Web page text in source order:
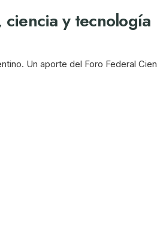
y tecnología
Un aporte del Foro Federal